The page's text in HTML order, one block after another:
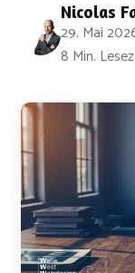
Nicolas
29. Mai
8 Min.